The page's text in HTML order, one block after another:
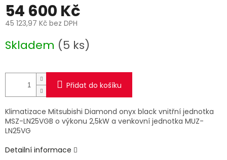
54 600 Kč
45 123,97 Kč bez DPH
cena:
Skladem (5 ks)
Přidat do košíku
Klimatizace Mitsubishi Diamond onyx black vnitřní jednotka
MSZ-LN25VGB o výkonu 2,5kW a venkovní jednotka MUZ-
LN25VG
Detailní informace